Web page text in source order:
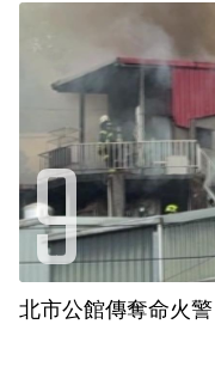
北市公館傳奪命火